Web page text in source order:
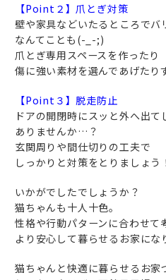
【Point２】爪とぎ対策
壁や家具などいたるところで
なんてことも(-_-;)
爪とぎ専用スペースを作ったり
傷に強い素材を選んであげたり
【Point３】脱走防止
ドアの開閉時にスッと外へ出て
ありませんか…？
玄関周りや間仕切りの工夫で
しっかりと対策をとりましょう
いかがでしたでしょうか？
猫ちゃんも十人十色。
性格や行動パターンに合わせて
より安心して暮らせるお家に
猫ちゃんと快適に暮らせるお家